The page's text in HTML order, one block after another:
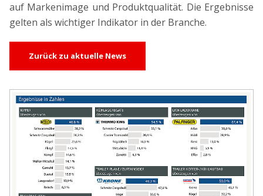
auf Markenimage und Produktqualität. Die Ergebnisse
gelten als wichtiger Indikator in der Branche.
Zurück zu aktuelle News